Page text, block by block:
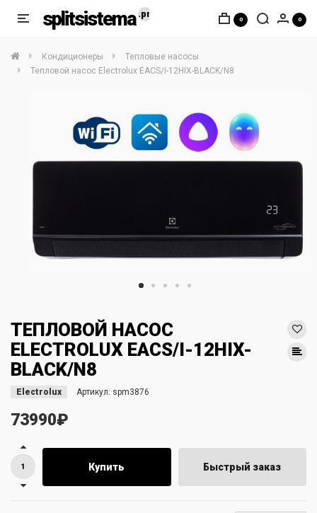
splitsistema 0 0
Кондиционеры
Тепловые насосы
Тепловой насос Electrolux EACS/I-12HIX-BLACK/N8
ТЕПЛОВОЙ НАСОС
ELECTROLUX EACS/I-12HIX-
BLACK/N8
Electrolux Артикул: spm3876
73990₽
Купить Быстрый заказ